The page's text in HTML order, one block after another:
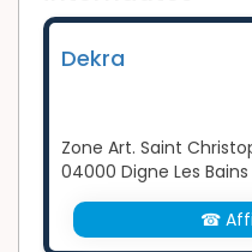
Dekra
Zone Art. Saint
04000 Digne Les Bains
☎